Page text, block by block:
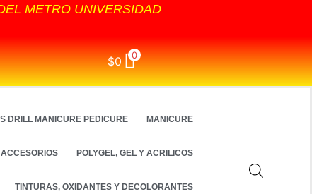
METRO UNIVERSIDAD
$0 0
DRILL MANICURE PEDICURE MANICURE
POLYGEL, GEL Y ACRILICOS
TINTURAS, OXIDANTES Y DECOLORANTES